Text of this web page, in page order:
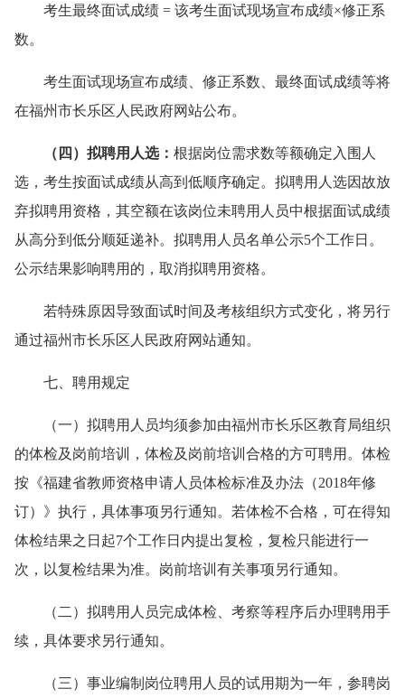
考生最终面试成绩 = 该考生面试现场宣布成绩×修正系
数。
考生面试现场宣布成绩、修正系数、最终面试成绩等将
在福州市长乐区人民政府网站公布。
（四） 拟聘用人选： 根据岗位需求数等额确定入围人
选 ， 考生按面试成绩从高到低顺序确定。拟聘用人选因故放
弃拟聘用资格，其空额在该岗位未聘用人员中根据面试成绩
从高分到低分顺延递补。拟聘用人员名单公示5个工作日。
公示结果影响聘用的，取消拟聘用资格。
若特殊原因导致面试时间及考核组织方式变化，将另行
通过福州市长乐区人民政府网站通知。
七、聘用规定
（一） 拟聘用人员均须参加由福州市长乐区教育局组织
的体检及岗前培训，体检及岗前培训合格的方可聘用。体检
按《福建省教师资格申请人员体检标准及办法（2018年修
订）》执行，具体事项另行通知。若体检不合格，可在得知
体检结果之日起7个工作日内提出复检，复检只能进行一
次，以复检结果为准。岗前培训有关事项另行通知。
（二） 拟聘用人员完成体检、考察等程序后办理聘用手
续，具体要求另行通知。
（三）事业编制岗位聘用人员的试用期为一年 ， 参聘岗